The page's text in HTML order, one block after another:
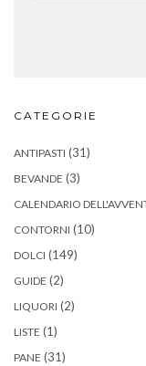
CATEGORIE
ANTIPASTI (31)
BEVANDE (3)
CALENDARIO
CONTORNI (10)
DOLCI (149)
GUIDE (2)
LIQUORI (2)
LISTE (1)
PANE (31)